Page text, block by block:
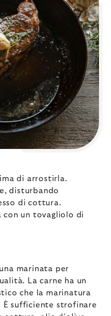
di arrostirla.
disturbando
di cottura.
con un tovagliolo di
marinata per
La carne ha un
che la marinatura
sufficiente strofinare